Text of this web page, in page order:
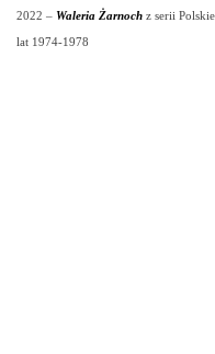
2022 – Waleria Żarnoch z serii
lat 1974-1978